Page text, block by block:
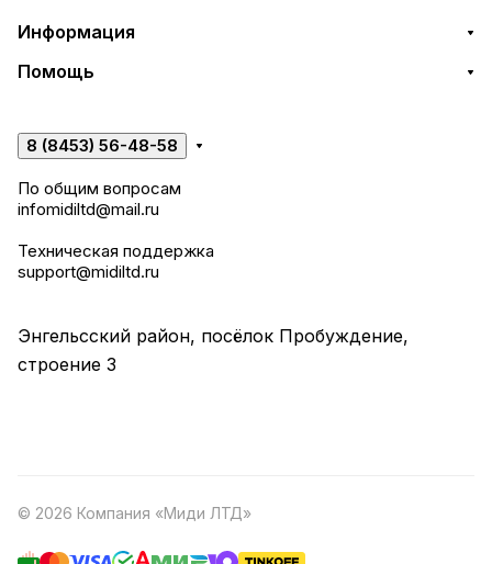
Информация
Помощь
8 (8453) 56-48-58
По общим вопросам
infomidiltd@mail.ru
Техническая поддержка
support@midiltd.ru
Энгельсский район, посёлок Пробуждение,
строение 3
© 2026 Компания «Миди ЛТД»